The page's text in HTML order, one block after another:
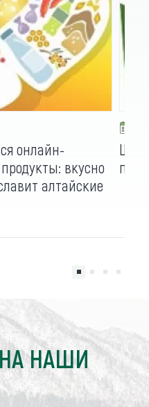
онлайн-
вкусно
алтайские
НАШИ